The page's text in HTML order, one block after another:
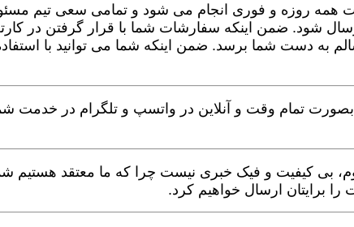
روزه و فوری انجام می شود و تمامی سعی تیم
شود. ضمن اینکه سفارشات شما با قرار گرفتن در
دست شما برسد. ضمن اینکه شما می توانید با
بصورت تمام وقت و آنلاین در واتسپ و تلگرام در
بی کیفیت و فیک خبری نیست چرا که ما معتقد هستیم
برایتان ارسال خواهیم کرد.